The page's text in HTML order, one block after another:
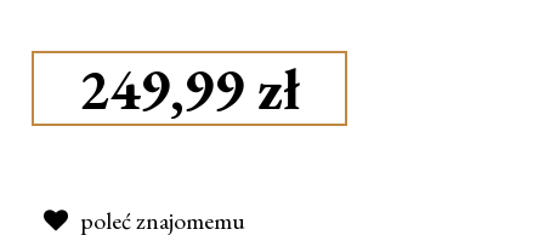
249,99 zł
poleć znajomemu